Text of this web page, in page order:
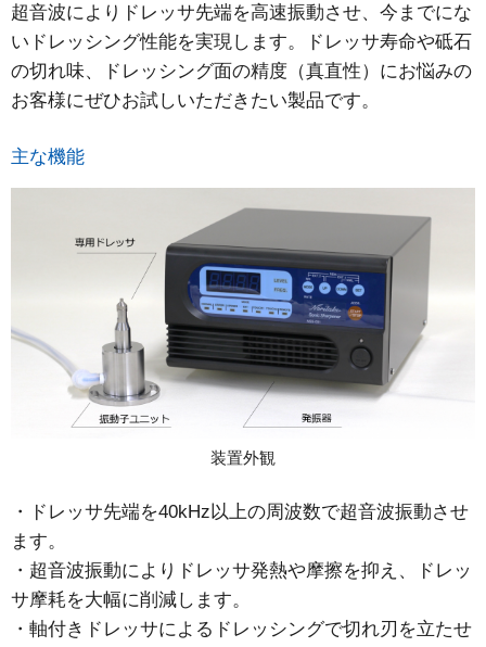
超音波によりドレッサ先端を高速振動させ、今までにな
いドレッシング性能を実現します。ドレッサ寿命や砥石
の切れ味、ドレッシング面の精度（真直性）にお悩みの
お客様にぜひお試しいただきたい製品です。
主な機能
装置外観
・ドレッサ先端を40kHz以上の周波数で超音波振動させ
ます。
・超音波振動によりドレッサ発熱や摩擦を抑え、ドレッ
サ摩耗を大幅に削減します。
・軸付きドレッサによるドレッシングで切れ刃を立たせ